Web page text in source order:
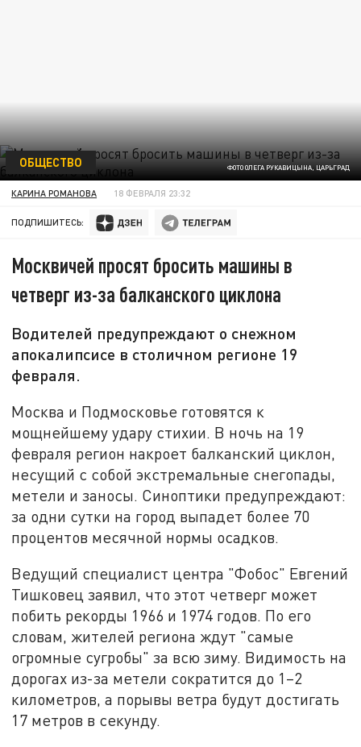
ФОТО ОЛЕГА РУКАВИЦЫНА, ЦАРЬГРАД
ОБЩЕСТВО
КАРИНА РОМАНОВА 18 ФЕВРАЛЯ 23:32
ПОДПИШИТЕСЬ:
Москвичей просят бросить машины в
четверг из-за балканского циклона
Водителей предупреждают о снежном
апокалипсисе в столичном регионе 19
февраля.
Москва и Подмосковье готовятся к
мощнейшему удару стихии. В ночь на 19
февраля регион накроет балканский циклон,
несущий с собой экстремальные снегопады,
метели и заносы. Синоптики предупреждают:
за одни сутки на город выпадет более 70
процентов месячной нормы осадков.
Ведущий специалист центра "Фобос" Евгений
Тишковец заявил, что этот четверг может
побить рекорды 1966 и 1974 годов. По его
словам, жителей региона ждут "самые
огромные сугробы" за всю зиму. Видимость на
дорогах из-за метели сократится до 1–2
километров, а порывы ветра будут достигать
17 метров в секунду.